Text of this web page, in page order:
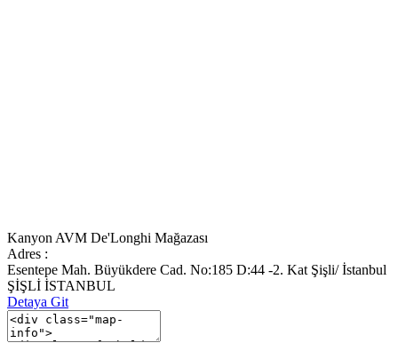
Kanyon AVM De'Longhi Mağazası
Adres :
Esentepe Mah. Büyükdere Cad. No:185 D:44 -2. Kat Şişli/ İstanbul
ŞİŞLİ İSTANBUL
Detaya Git